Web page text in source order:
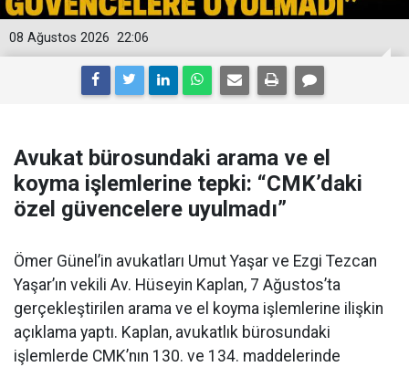
22:06
08 Ağustos 2026
Avukat bürosundaki arama ve el
koyma işlemlerine tepki: “CMK’daki
özel güvencelere uyulmadı”
Ömer Günel’in avukatları Umut Yaşar ve Ezgi Tezcan
Yaşar’ın vekili Av. Hüseyin Kaplan, 7 Ağustos’ta
gerçekleştirilen arama ve el koyma işlemlerine ilişkin
açıklama yaptı. Kaplan, avukatlık bürosundaki
işlemlerde CMK’nın 130. ve 134. maddelerinde